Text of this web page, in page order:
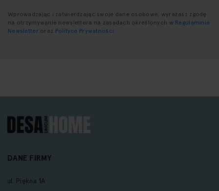
Wprowadzając i zatwierdzając swoje dane osobowe, wyrażasz zgodę
na otrzymywanie newslettera na zasadach określonych w Regulaminie
Newsletter oraz Polityce Prywatności.
DANE FIRMY
ul. Piękna 1A